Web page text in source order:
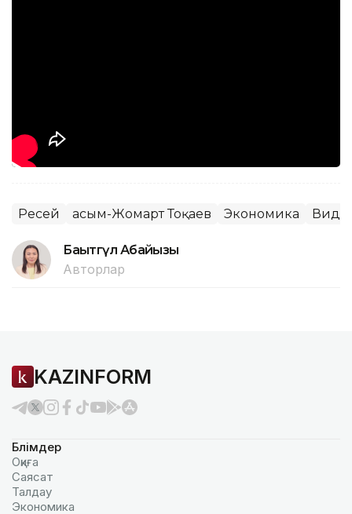
Ресей Қасым-Жомарт Тоқаев Экономика
Бақытгүл Абайқызы
Авторлар
KAZINFORM
Бөлімдер
Оқиға
Саясат
Талдау
Экономика